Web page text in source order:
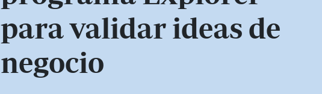
para validar ideas de
negocio